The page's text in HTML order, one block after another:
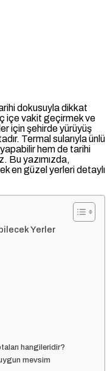
dokusuyla dikkat
içe vakit geçirmek ve
için şehirde yürüyüş
Termal sularıyla ünlü
hem de tarihi
Bu yazımızda,
en güzel yerleri detaylı
Yerler
hangileridir?
mevsim